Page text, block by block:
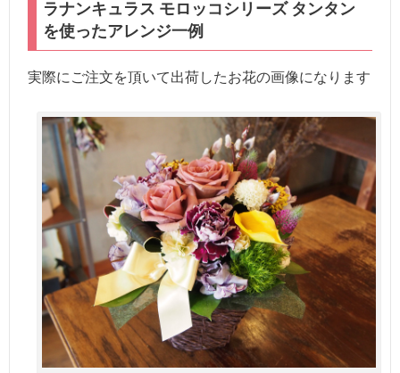
ラナンキュラス モロッコシリーズ タンタン
を使ったアレンジ一例
実際にご注文を頂いて出荷したお花の画像になります